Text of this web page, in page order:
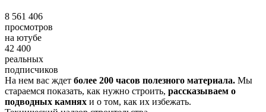
8 561 406
просмотров
на ютубе
42 400
реальных
подписчиков
На нем вас ждет более 200 часов полезного материала. Мы
стараемся показать, как нужно строить, рассказываем о
подводных камнях и о том, как их избежать.